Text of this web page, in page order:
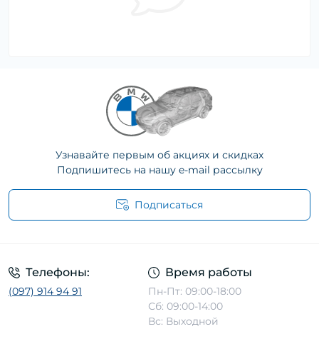
Узнавайте первым об акциях и скидках
Подпишитесь на нашу e-mail рассылку
Подписаться
Телефоны:
(097) 914 94 91
Время работы
Пн-Пт: 09:00-18:00
Сб: 09:00-14:00
Вс: Выходной